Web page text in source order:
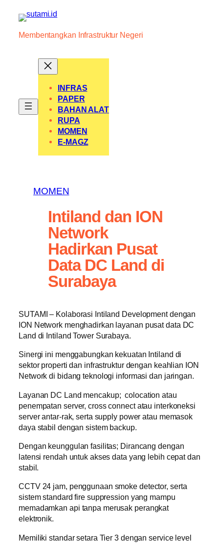
content
Membentangkan Infrastruktur Negeri
INFRAS
PAPER
BAHAN ALAT
RUPA
MOMEN
E-MAGZ
MOMEN
Intiland dan ION
Network
Hadirkan Pusat
Data DC Land di
Surabaya
SUTAMI – Kolaborasi Intiland Development dengan
ION Network menghadirkan layanan pusat data DC
Land di Intiland Tower Surabaya.
Sinergi ini menggabungkan kekuatan Intiland di
sektor properti dan infrastruktur dengan keahlian ION
Network di bidang teknologi informasi dan jaringan.
Layanan DC Land mencakup; colocation atau
penempatan server, cross connect atau interkoneksi
server antar-rak, serta supply power atau memasok
daya stabil dengan sistem backup.
Dengan keunggulan fasilitas; Dirancang dengan
latensi rendah untuk akses data yang lebih cepat dan
stabil.
CCTV 24 jam, penggunaan smoke detector, serta
sistem standard fire suppression yang mampu
memadamkan api tanpa merusak perangkat
elektronik.
Memiliki standar setara Tier 3 dengan service level